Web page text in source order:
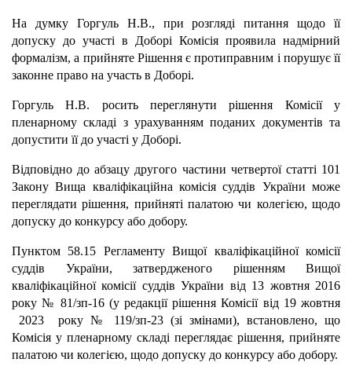
На думку Горгуль Н.В., при розгляді питання щодо її
допуску до участі в Доборі Комісія проявила надмірний
формалізм, а прийняте Рішення є протиправним і порушує її
законне право на участь в Доборі.
Горгуль Н.В. росить переглянути рішення Комісії у
пленарному складі з урахуванням поданих документів та
допустити її до участі у Доборі.
Відповідно до абзацу другого частини четвертої статті 101
Закону Вища кваліфікаційна комісія суддів України може
переглядати рішення, прийняті палатою чи колегією, щодо
допуску до конкурсу або добору.
Пунктом 58.15 Регламенту Вищої кваліфікаційної комісії
суддів України, затвердженого рішенням Вищої
кваліфікаційної комісії суддів України від 13 жовтня 2016
року № 81/зп-16 (у редакції рішення Комісії від 19 жовтня
2023 року № 119/зп-23 (зі змінами), встановлено, що
Комісія у пленарному складі переглядає рішення, прийняте
палатою чи колегією, щодо допуску до конкурсу або добору.